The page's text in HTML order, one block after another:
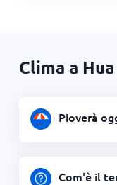
Clima a
Pioverà
Com'è il